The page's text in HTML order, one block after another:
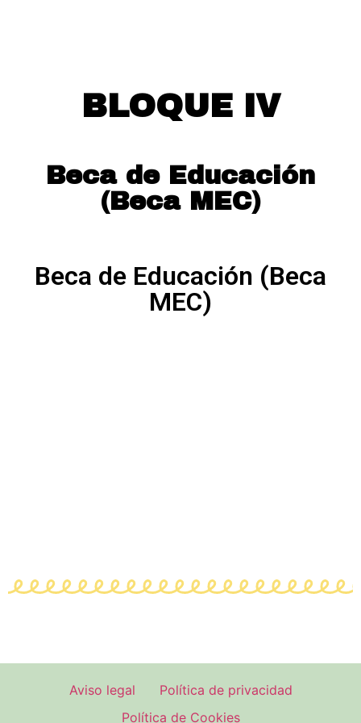
BLOQUE IV
Beca de Educación
(Beca MEC)
Beca de Educación (Beca
MEC)
Aviso legal
Política de privacidad
Política de Cookies